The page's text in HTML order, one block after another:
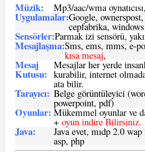
Müzik: Mp3/aac/wma
Uygulamalar:Google,
cepfabrika,
Sensörler:Parmak izi sensörü,
Mesajlaşma:Sms, ems, mms, e-
kısa mesaj,
Mesaj
Kutusu:
Mesajlar her yerde
kurabilir, internet
ata bilir.
Tarayıcı: Belge görüntüleyici
powerpoint, pdf)
Oyunlar: Mükemmel oyunlar ve
+ oyun indire Bilirsiniz.
Java: Java evet, mıdp 2.0
asp, php